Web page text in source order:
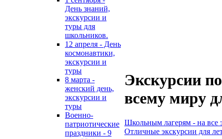
День знаний,
экскурсии и
туры для
школьников.
12 апреля - День
космонавтики,
экскурсии и
туры
8 марта -
женский день,
экскурсии и
туры
Военно-
патриотические
праздники - 9
Экскурсии
всему миру
Школьным лагерям - на все
Отличные экскурсии для